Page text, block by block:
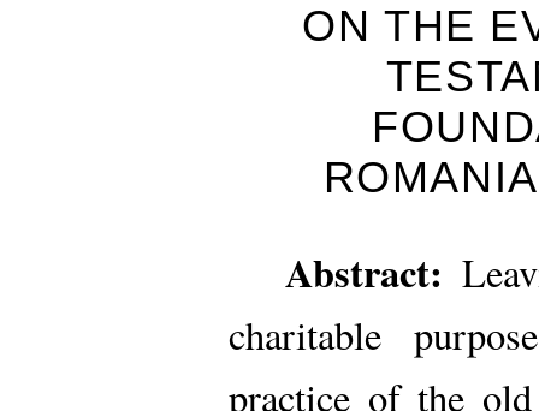
ON THE
Abstract:
charitable
practice of the